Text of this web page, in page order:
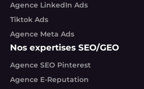
Agence LinkedIn Ads
Tiktok Ads
Agence Meta Ads
Nos expertises SEO/GEO
Agence SEO Pinterest
Agence E-Reputation